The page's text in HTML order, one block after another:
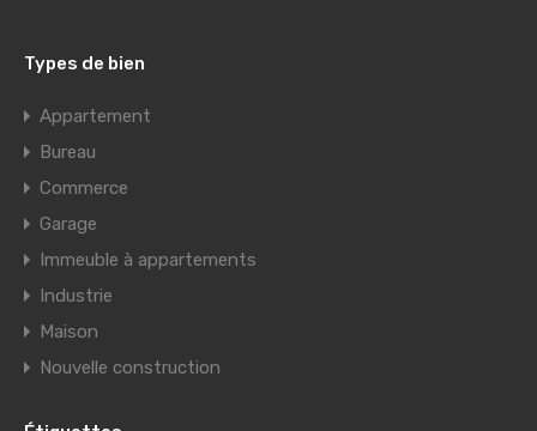
Types de bien
Appartement
Bureau
Commerce
Garage
Immeuble à appartements
Industrie
Maison
Nouvelle construction